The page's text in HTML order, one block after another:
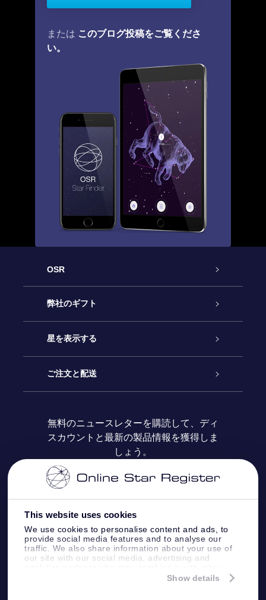
This website uses cookies
We use cookies to personalise content and ads, to
provide social media features and to analyse our
traffic. We also share information about your use of
our site with our social media, advertising and
information that you’ve provided to them or that
Show details
または このブログ投稿をご覧くださ
い。
OSR
カスタマーサービス
お問い合わせ
ブログ
レビュー
弊社のギフト
Online Starギフト
OSRギフトパック
OSR ギフトカード
法人ギフト
星を表示する
星の登録
カスタマイズされたStar Page
One Million Stars
OSR Starsaver
星間飛行VRアプリ
ご注文と配送
お支払いに関する情報
配送に関する情報
返品ポリシ
星座
無料のニュースレターを購読して、ディ
スカウントと最新の製品情報を獲得しま
しょう。